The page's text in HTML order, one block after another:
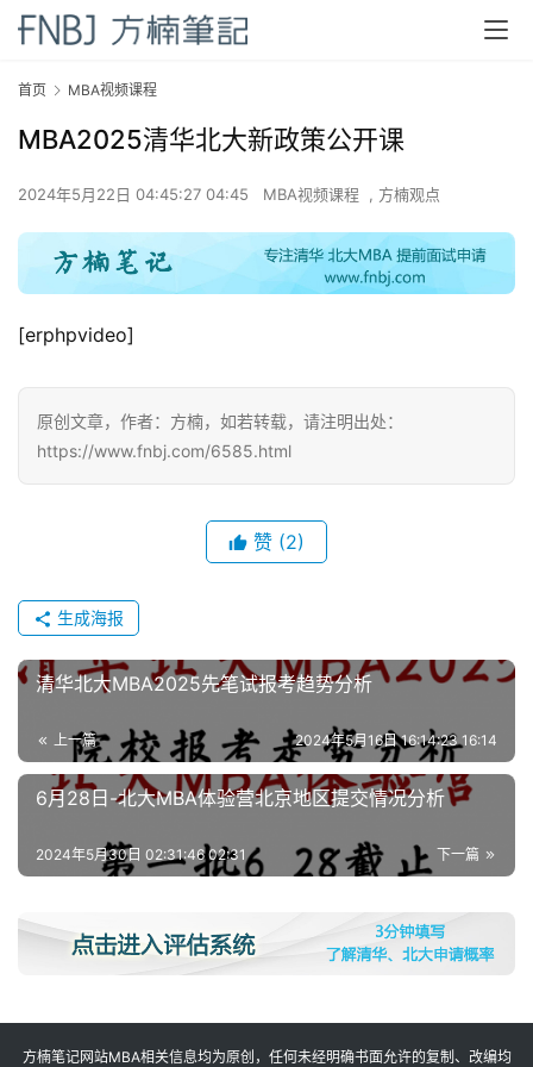
首
备
考
论
院
校
M
B
A
申
公
开
课
M
A
首页 MBA视频课程
MBA2025清华北大新政策公开课
2024年5月22日 04:45:27 04:45 MBA视频课程 , 方楠观点
[erphpvideo]
原创文章，作者：方楠，如若转载，请注明出处：
https://www.fnbj.com/6585.html
赞 (2)
生成海报
清华北大MBA2025先笔试报考趋势分析
上一篇 2024年5月16日 16:14:23 16:14
6月28日-北大MBA体验营北京地区提交情况分析
下一篇
2024年5月30日 02:31:46 02:31
方楠笔记网站MBA相关信息均为原创，任何未经明确书面允许的复制、改编均